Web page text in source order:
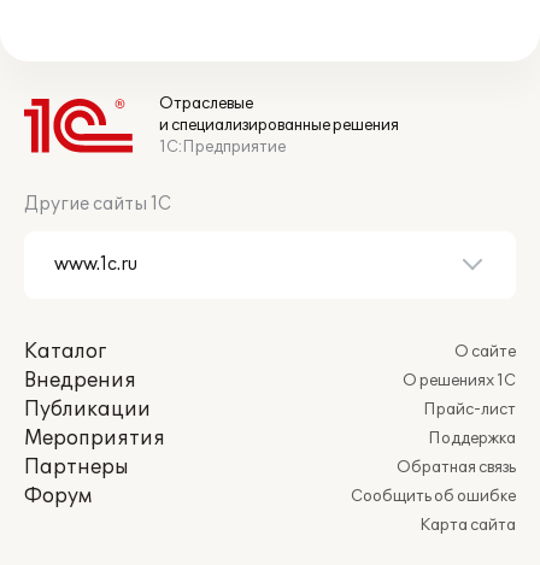
Отраслевые
и специализированные решения
1С:Предприятие
Другие сайты 1С
Каталог
Внедрения
Публикации
Мероприятия
Партнеры
Форум
О сайте
О решениях 1С
Прайс-лист
Поддержка
Обратная связь
Сообщить об ошибке
Карта сайта